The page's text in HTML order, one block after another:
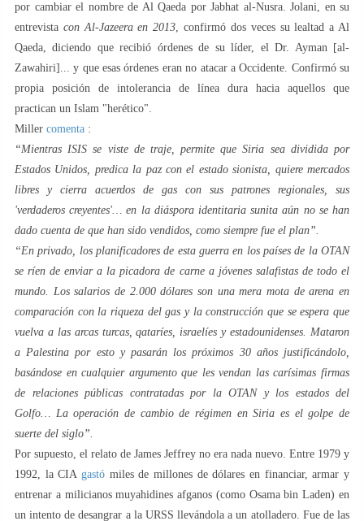
por cambiar el nombre de Al Qaeda por Jabhat al-Nusra. Jolani, en su
entrevista con Al-Jazeera en 2013, confirmó dos veces su lealtad a Al
Qaeda, diciendo que recibió órdenes de su líder, el Dr. Ayman [al-
Zawahiri]... y que esas órdenes eran no atacar a Occidente. Confirmó su
propia posición de intolerancia de línea dura hacia aquellos que
practican un Islam "herético".
Miller comenta :
“Mientras ISIS se viste de traje, permite que Siria sea dividida por
Estados Unidos, predica la paz con el estado sionista, quiere mercados
libres y cierra acuerdos de gas con sus patrones regionales, sus
'verdaderos creyentes'… en la diáspora identitaria sunita aún no se han
dado cuenta de que han sido vendidos, como siempre fue el plan”.
“En privado, los planificadores de esta guerra en los países de la OTAN
se ríen de enviar a la picadora de carne a jóvenes salafistas de todo el
mundo. Los salarios de 2.000 dólares son una mera mota de arena en
comparación con la riqueza del gas y la construcción que se espera que
vuelva a las arcas turcas, qataríes, israelíes y estadounidenses. Mataron
a Palestina por esto y pasarán los próximos 30 años justificándolo,
basándose en cualquier argumento que les vendan las carísimas firmas
de relaciones públicas contratadas por la OTAN y los estados del
Golfo… La operación de cambio de régimen en Siria es el golpe de
suerte del siglo”.
Por supuesto, el relato de James Jeffrey no era nada nuevo. Entre 1979 y
1992, la CIA gastó miles de millones de dólares en financiar, armar y
entrenar a milicianos muyahidines afganos (como Osama bin Laden) en
un intento de desangrar a la URSS llevándola a un atolladero. Fue de las